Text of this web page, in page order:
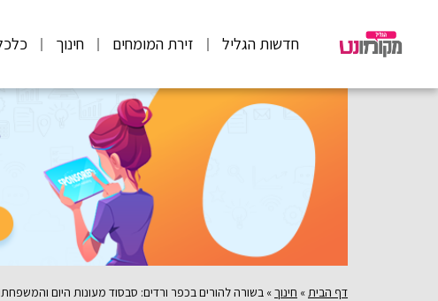
חדשות הגליל זירת המומחים חינוך
דף הבית » חינוך» בשורה להורים בכפר ורדים: סבסוד מעונות היום